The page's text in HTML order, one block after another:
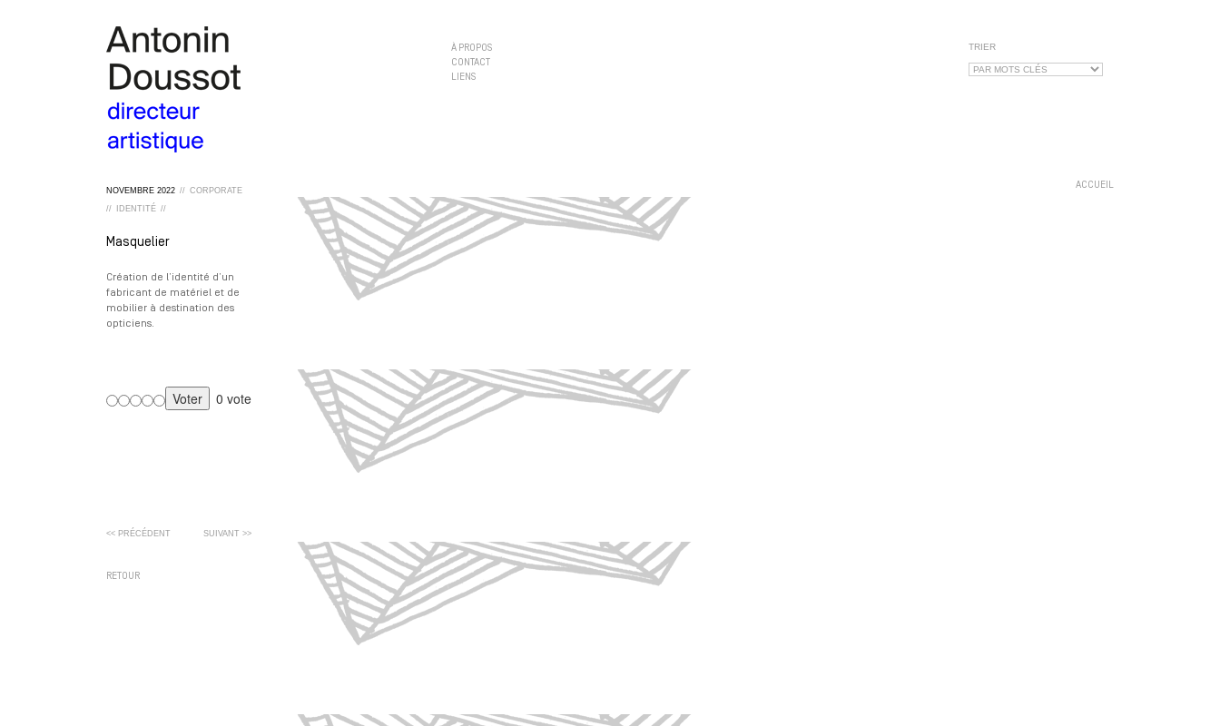
À PROPOS
CONTACT
LIENS
TRIER
ACCUEIL
NOVEMBRE 2022 // CORPORATE
//
IDENTITÉ //
Masquelier
Création de l’identité d’un
fabricant de matériel et de
mobilier à destination des
opticiens.
0 vote
<< PRÉCÉDENT SUIVANT >>
RETOUR